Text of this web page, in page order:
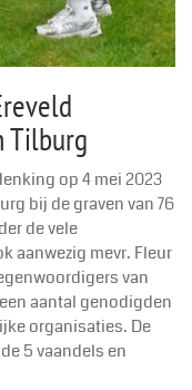
Tilburg
op 4 mei 2023
bij de graven van 76
de vele
aanwezig mevr. Fleur
van
aantal genodigden
organisaties. De
5 vaandels en